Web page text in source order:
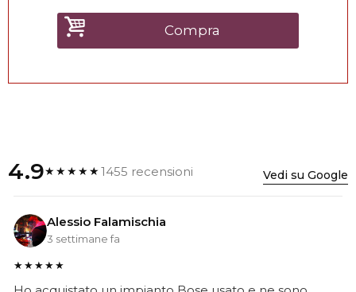
Compra
4.9★★★★★1455 recensioni Vedi su Google
Alessio Falamischia
3 settimane fa
★★★★★